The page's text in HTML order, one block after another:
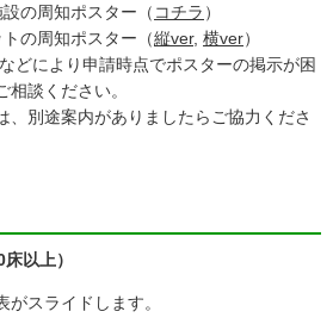
の周知ポスター（ コチラ ）
の周知ポスター（縦ver, 横ver）
どにより申請時点でポスターの掲示が困
談ください。
、別途案内がありましたらご協力くださ
以上）
スライドします。